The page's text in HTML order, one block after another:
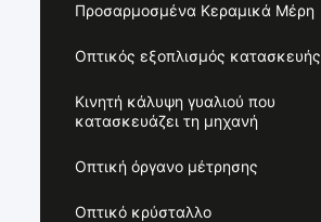
Προσαρμοσμένα Κεραμικά Μέρη
Οπτικός εξοπλισμός κατασκευής
Κινητή κάλυψη γυαλιού που
κατασκευάζει τη μηχανή
Οπτική όργανο μέτρησης
Οπτικό κρύσταλλο